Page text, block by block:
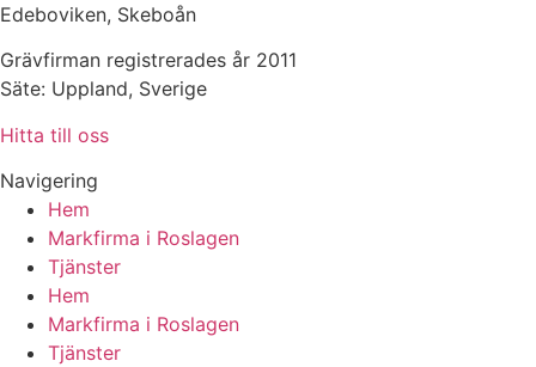
Edeboviken, Skeboån
Grävfirman registrerades år 2011
Säte: Uppland, Sverige
Hitta till oss
Navigering
Hem
Markfirma i Roslagen
Tjänster
Hem
Markfirma i Roslagen
Tjänster